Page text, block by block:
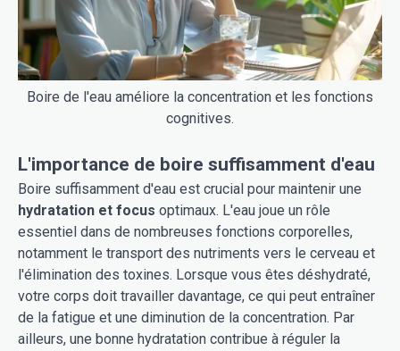
Boire de l'eau améliore la concentration et les fonctions
cognitives.
L'importance de boire suffisamment d'eau
Boire suffisamment d'eau est crucial pour maintenir une
hydratation et focus optimaux. L'eau joue un rôle
essentiel dans de nombreuses fonctions corporelles,
notamment le transport des nutriments vers le cerveau et
l'élimination des toxines. Lorsque vous êtes déshydraté,
votre corps doit travailler davantage, ce qui peut entraîner
de la fatigue et une diminution de la concentration. Par
ailleurs, une bonne hydratation contribue à réguler la